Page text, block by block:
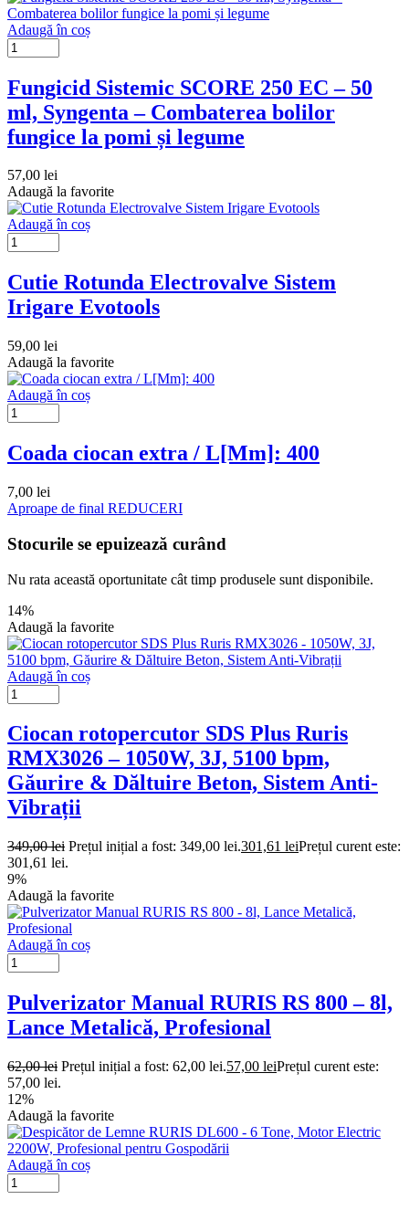
Adaugă în coș
Fungicid Sistemic SCORE 250 EC – 50
ml, Syngenta – Combaterea bolilor
fungice la pomi și legume
57,00 lei
Adaugă la favorite
Adaugă în coș
Cutie Rotunda Electrovalve Sistem
Irigare Evotools
59,00 lei
Adaugă la favorite
Adaugă în coș
Coada ciocan extra / L[Mm]: 400
7,00 lei
Aproape de final REDUCERI
Stocurile se epuizează curând
Nu rata această oportunitate cât timp produsele sunt disponibile.
14%
Adaugă la favorite
Adaugă în coș
Ciocan rotopercutor SDS Plus Ruris
RMX3026 – 1050W, 3J, 5100 bpm,
Găurire & Dăltuire Beton, Sistem Anti-
Vibrații
349,00lei Prețul inițial a fost: 349,00 lei.301,61 leiPrețul curent este:
301,61 lei.
9%
Adaugă la favorite
Adaugă în coș
Pulverizator Manual RURIS RS 800 – 8l,
Lance Metalică, Profesional
62,00lei Prețul inițial a fost: 62,00 lei.57,00 leiPrețul curent este:
57,00 lei.
12%
Adaugă la favorite
Adaugă în coș